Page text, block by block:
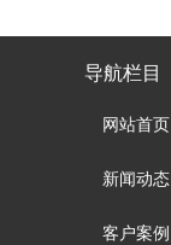
导航栏目
网站首页
新闻动态
客户案例